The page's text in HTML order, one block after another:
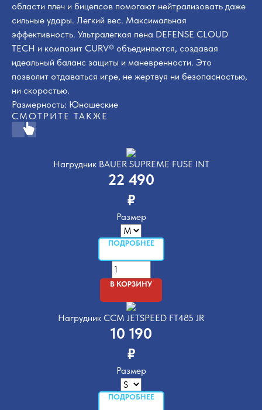
области плеч и бицепсов помогают нейтрализовать даже
сильные удары. Легкий вес. Максимальная
эффективность. Ультралегкая пена DEFENSE CLOUD
TECH и композит CURV® объединяются, создавая
идеальный баланс защиты и маневренности. Это
позволит отдаваться игре, не жертвуя ни безопасностью,
ни скоростью.
Размерность: Юношеские
СМОТРИТЕ ТАКЖЕ
Нагрудник BAUER SUPREME FUSE INT
22 490
₽
Размер
ПОДРОБНЕЕ
В КОРЗИНУ
Нагрудник CCM JETSPEED FT485 JR
10 190
₽
Размер
ПОДРОБНЕЕ